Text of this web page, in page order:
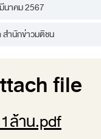
นาคม 2567
สำนักข่าวมติชน
file
ล้าน.pdf